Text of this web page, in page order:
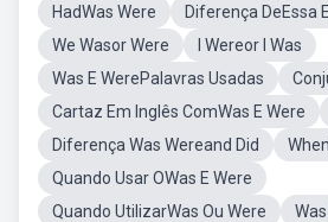
HadWas Were
Diferença DeEssa
We Wasor Were
I Wereor I Was
Was E WerePalavras Usadas
Cartaz Em Inglês ComWas E Were
Diferença Was Wereand Did
Quando Usar OWas E Were
Quando UtilizarWas Ou Were